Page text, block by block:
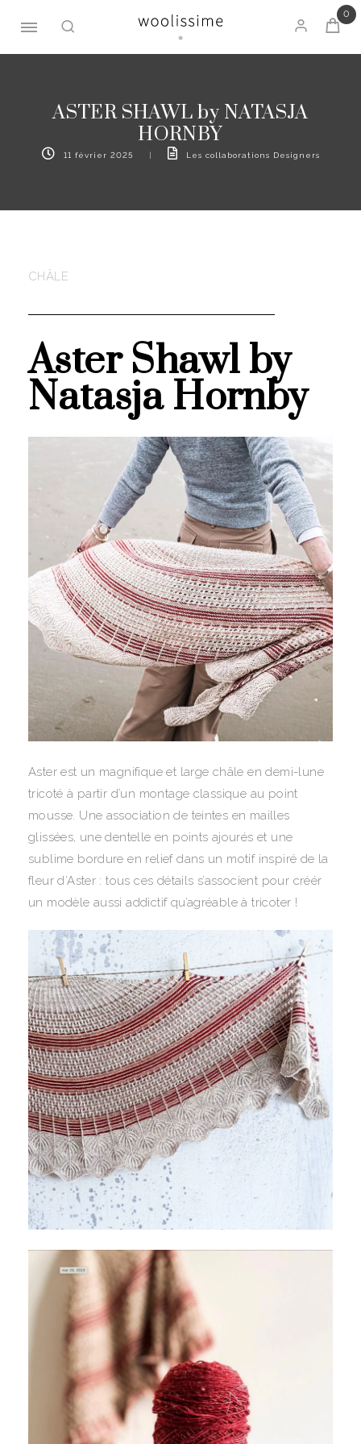
0
ASTER SHAWL by NATASJA
HORNBY
11 février 2025 | Les collaborations Designers
CHÂLE
Aster Shawl by
Natasja Hornby
Aster est un magnifique et large châle en demi-lune
tricoté à partir d’un montage classique au point
mousse. Une association de teintes en mailles
glissées, une dentelle en points ajourés et une
sublime bordure en relief dans un motif inspiré de la
fleur d’Aster : tous ces détails s’associent pour créér
un modèle aussi addictif qu’agréable à tricoter !